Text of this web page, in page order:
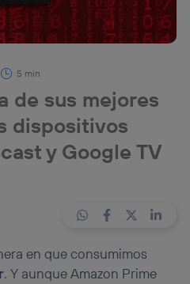
5 min
de sus mejores
dispositivos
y Google TV
en que consumimos
. Y aunque Amazon Prime